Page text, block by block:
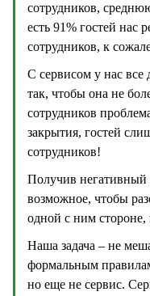
сотрудников,
есть 91% гостей нас
сотрудников, к
С сервисом у нас все
так, чтобы она не
сотрудников
закрытия, гостей
сотрудников!
Получив негативный
возможное, чтобы
одной с ним стороне,
Наша задача – не
формальным
но еще не сервис.